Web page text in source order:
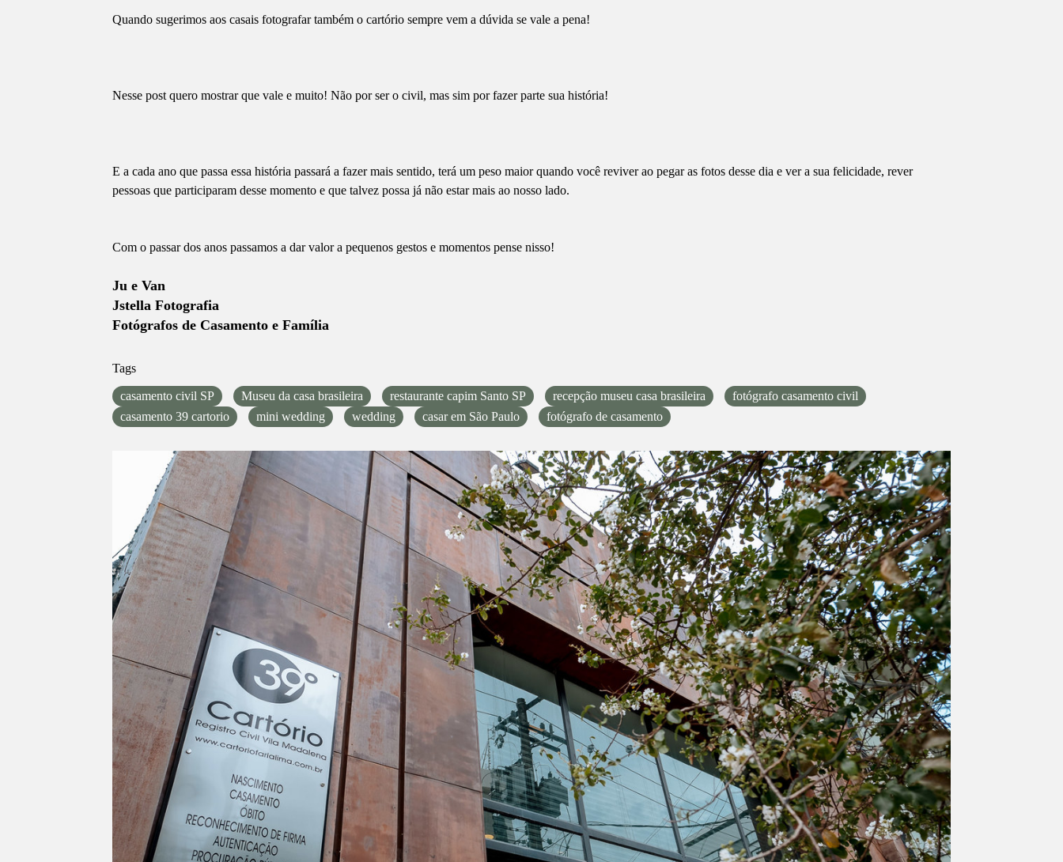
Quando sugerimos aos casais fotografar também o cartório sempre vem a dúvida se vale a pena!
Nesse post quero mostrar que vale e muito! Não por ser o civil, mas sim por fazer parte sua história!
E a cada ano que passa essa história passará a fazer mais sentido, terá um peso maior quando você reviver ao pegar as fotos desse dia e ver a sua felicidade, rever
pessoas que participaram desse momento e que talvez possa já não estar mais ao nosso lado.
Com o passar dos anos passamos a dar valor a pequenos gestos e momentos pense nisso!
Ju e Van
Jstella Fotografia
Fotógrafos de Casamento e Família
Tags
casamento civil SP Museu da casa brasileira restaurante capim Santo SP recepção museu casa brasileira
fotógrafo casamento civil
casamento 39 cartorio
mini wedding wedding casar em São Paulo fotógrafo de casamento